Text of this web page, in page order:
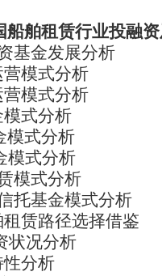
船舶租赁行业投融
基金发展分析
模式分析
模式分析
式分析
模式分析
模式分析
模式分析
托基金模式分析
赁路径选择借鉴
状况分析
性分析